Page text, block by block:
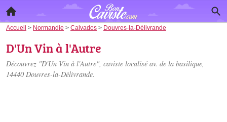
Accueil > Normandie > Calvados > Douvres-la-Délivrande
D'Un Vin à l'Autre
Découvrez "D'Un Vin à l'Autre", caviste localisé av. de la basilique,
14440 Douvres-la-Délivrande.